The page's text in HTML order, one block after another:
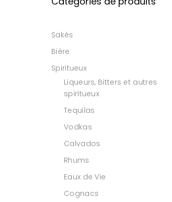
Sakés
Bière
Spiritueux
Liqueurs, Bitters et autres
spiritueux
Tequilas
Vodkas
Calvados
Rhums
Eaux de Vie
Cognacs